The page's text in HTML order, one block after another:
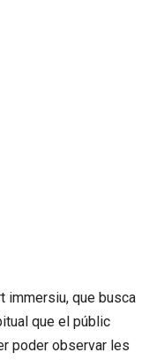
immersiu, que busca
que el públic
poder observar les